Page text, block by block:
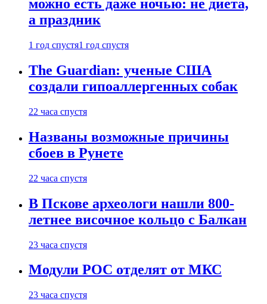
можно есть даже ночью: не диета,
а праздник
1 год спустя1 год спустя
The Guardian: ученые США
создали гипоаллергенных собак
22 часа спустя
Названы возможные причины
сбоев в Рунете
22 часа спустя
В Пскове археологи нашли 800-
летнее височное кольцо с Балкан
23 часа спустя
Модули РОС отделят от МКС
23 часа спустя